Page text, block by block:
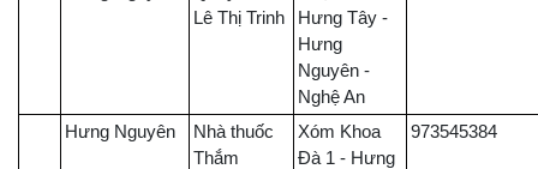
Lê Thị Trinh
Hưng Tây -
Hưng
Nguyên -
Nghệ An
Hưng Nguyên
Nhà thuốc
Thắm
Xóm Khoa
Đà 1 - Hưng
973545384